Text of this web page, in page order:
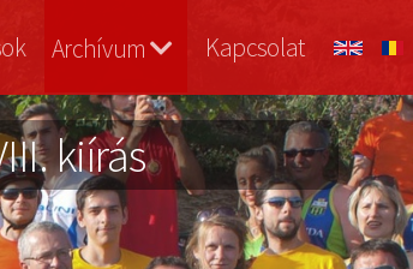
Archívum Kapcsolat
kiírás